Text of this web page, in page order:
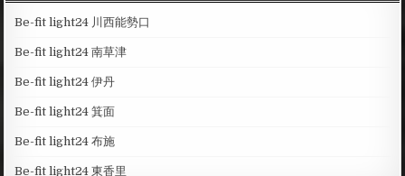
f
o
:
Be-fit light24 川西能勢口
Be-fit light24 南草津
Be-fit light24 伊丹
Be-fit light24 箕面
Be-fit light24 布施
Be-fit light24 東香里